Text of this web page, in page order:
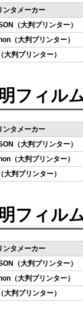
ンタメーカー
（大判プリンター）
（大判プリンター）
大判プリンター）
フィル
ンタメーカー
（大判プリンター）
（大判プリンター）
大判プリンター）
フィル
ンタメーカー
（大判プリンター）
（大判プリンター）
大判プリンター）